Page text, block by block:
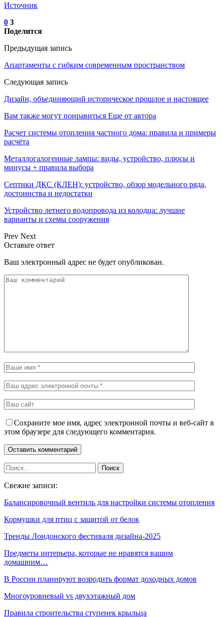
Источник
0 3
Поделится
Предыдущая запись
Апартаменты с гибким современным пространством
Следующая запись
Дизайн, объединяющий историческое прошлое и настоящее
Вам также могут понравиться Еще от автора
Расчет системы отопления частного дома: правила и примеры
расчёта
Металлогалогенные лампы: виды, устройство, плюсы и
минусы + правила выбора
Септики ДКС (КЛЕН): устройство, обзор модельного ряда,
достоинства и недостатки
Устройство летнего водопровода из колодца: лучшие
варианты и схемы сооружения
Prev Next
Оставьте ответ
Ваш электронный адрес не будет опубликован.
Сохраните мое имя, адрес электронной почты и веб-сайт в
этом браузере для следующего комментария.
Свежие записи:
Балансировочный вентиль для настройки системы отопления
Кормушки для птиц с защитой от белок
Тренды Лондонского фестиваля дизайна-2025
Предметы интерьера, которые не нравятся вашим
домашним…
В России планируют возродить формат доходных домов
Многоуровневый vs двухэтажный дом
Правила строительства ступенек крыльца